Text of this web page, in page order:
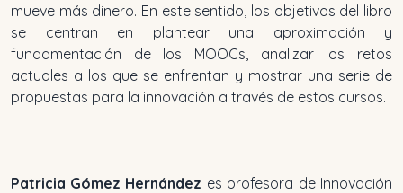
mueve más dinero. En este sentido, los objetivos del libro
se centran en plantear una aproximación y
fundamentación de los MOOCs, analizar los retos
actuales a los que se enfrentan y mostrar una serie de
propuestas para la innovación a través de estos cursos.
Patricia Gómez Hernández es profesora de Innovación